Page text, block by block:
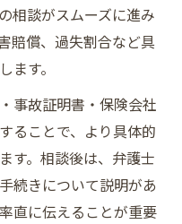
相談がスムーズに進み
賠償、過失割合など具
ます。
事故証明書・保険会社
ることで、より具体的
す。相談後は、弁護士
続きについて説明があ
直に伝えることが重要